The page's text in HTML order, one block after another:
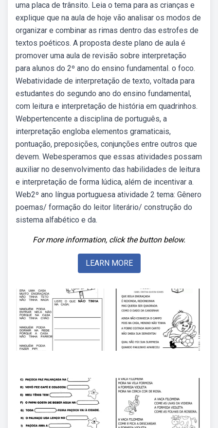
uma placa de trânsito. Leia o tema para as crianças e
explique que na aula de hoje vão analisar os modos de
organizar e combinar as rimas dentro das estrofes de
textos poéticos. A proposta deste plano de aula é
promover uma aula de revisão sobre interpretação
para alunos do 2º ano do ensino fundamental. o foco.
Webatividade de interpretação de texto, voltada para
estudantes do segundo ano do ensino fundamental,
com leitura e interpretação de história em quadrinhos.
Webpertencente a disciplina de português, a
interpretação engloba elementos gramaticais,
pontuação, preposições, conjunções entre outros que
devem. Webesperamos que essas atividades possam
auxiliar no desenvolvimento das habilidades de leitura
e interpretação de forma lúdica, além de incentivar a.
Web2º ano língua portuguesa atividade 2 tema: Gênero
poemas/ formação do leitor literário/ construção do
sistema alfabético e da.
For more information, click the button below.
LEARN MORE